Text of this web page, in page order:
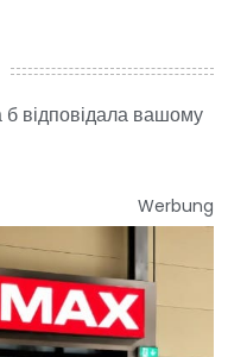
б відповідала вашому
Werbung